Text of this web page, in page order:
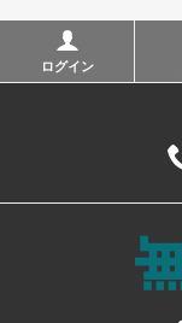
ログイン